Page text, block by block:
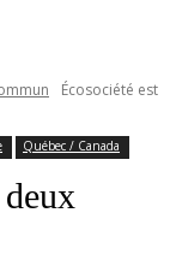
Écosociété est
Québec / Canada